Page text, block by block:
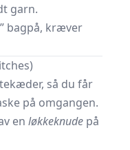
garn.
bagpå, kræver
så du får
på omgangen.
en løkkeknude på